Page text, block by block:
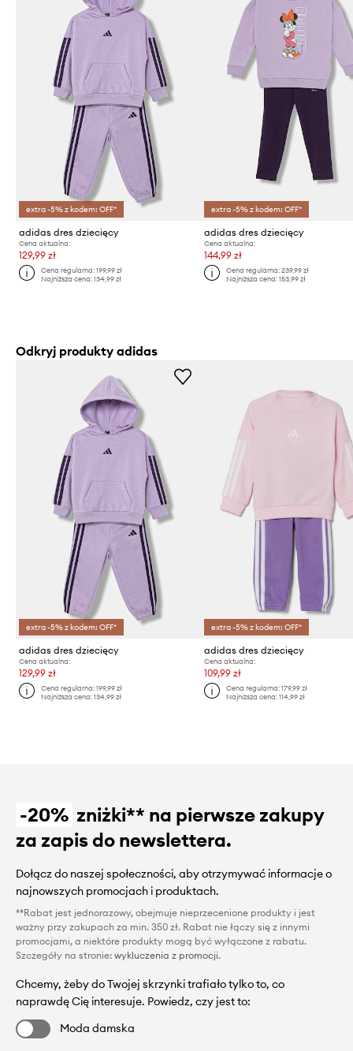
extra -5% z kodem: OFF*
adidas dres dziecięcy
Cena aktualna:
129,99 zł
Cena regularna:199,99 zł
Najniższa cena:134,99 zł
extra -5% z kodem: OFF*
adidas dres dziecięcy
Cena aktualna:
144,99 zł
Cena regularna: 239,99 zł
Najniższa cena: 153,99 zł
Odkryj produkty adidas
extra -5% z kodem: OFF*
adidas dres dziecięcy
Cena aktualna:
129,99 zł
Cena regularna:199,99 zł
Najniższa cena:134,99 zł
extra -5% z kodem: OFF*
adidas dres dziecięcy
Cena aktualna:
109,99 zł
Cena regularna: 179,99 zł
Najniższa cena: 114,99 zł
-20% zniżki** na pierwsze zakupy
za zapis do newslettera.
Dołącz do naszej społeczności, aby otrzymywać informacje o
najnowszych promocjach i produktach.
**Rabat jest jednorazowy, obejmuje nieprzecenione produkty i jest
ważny przy zakupach za min. 350 zł. Rabat nie łączy się z innymi
promocjami, a niektóre produkty mogą być wyłączone z rabatu.
Szczegóły na stronie: wykluczenia z promocji.
Chcemy, żeby do Twojej skrzynki trafiało tylko to, co
naprawdę Cię interesuje. Powiedz, czy jest to:
Moda damska